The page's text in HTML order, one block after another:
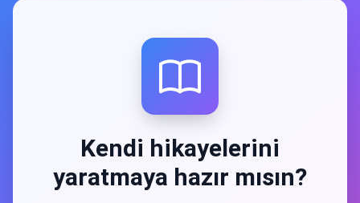
Kendi hikayelerini
yaratmaya hazır mısın?